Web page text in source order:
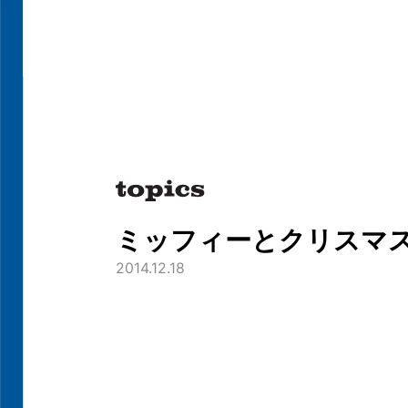
ミッフィーとクリスマ
2014.12.18